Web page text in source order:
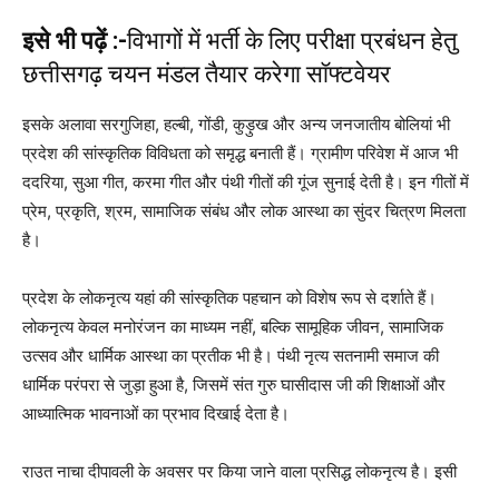
इसे भी पढ़ें :-विभागों में भर्ती के लिए परीक्षा प्रबंधन हेतु
छत्तीसगढ़ चयन मंडल तैयार करेगा सॉफ्टवेयर
इसके अलावा सरगुजिहा, हल्बी, गोंडी, कुड़ुख और अन्य जनजातीय बोलियां भी
प्रदेश की सांस्कृतिक विविधता को समृद्ध बनाती हैं। ग्रामीण परिवेश में आज भी
ददरिया, सुआ गीत, करमा गीत और पंथी गीतों की गूंज सुनाई देती है। इन गीतों में
प्रेम, प्रकृति, श्रम, सामाजिक संबंध और लोक आस्था का सुंदर चित्रण मिलता
है।
प्रदेश के लोकनृत्य यहां की सांस्कृतिक पहचान को विशेष रूप से दर्शाते हैं।
लोकनृत्य केवल मनोरंजन का माध्यम नहीं, बल्कि सामूहिक जीवन, सामाजिक
उत्सव और धार्मिक आस्था का प्रतीक भी है। पंथी नृत्य सतनामी समाज की
धार्मिक परंपरा से जुड़ा हुआ है, जिसमें संत गुरु घासीदास जी की शिक्षाओं और
आध्यात्मिक भावनाओं का प्रभाव दिखाई देता है।
राउत नाचा दीपावली के अवसर पर किया जाने वाला प्रसिद्ध लोकनृत्य है। इसी